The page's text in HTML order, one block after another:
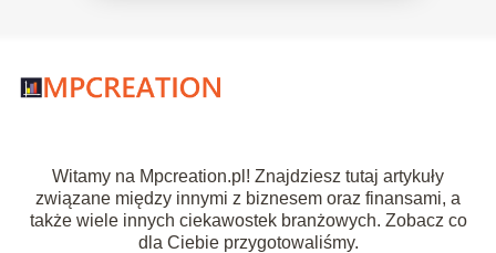
Witamy na Mpcreation.pl! Znajdziesz tutaj artykuły
związane między innymi z biznesem oraz finansami, a
także wiele innych ciekawostek branżowych. Zobacz co
dla Ciebie przygotowaliśmy.